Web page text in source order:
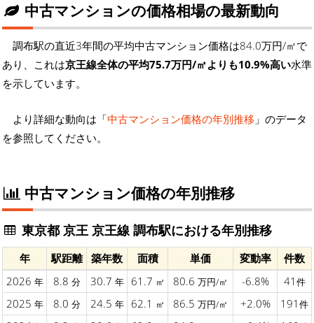
中古マンションの価格相場の最新動向
調布駅の直近3年間の平均中古マンション価格は84.0万円/㎡で
あり、これは京王線全体の平均75.7万円/㎡よりも10.9%高い水準
を示しています。
より詳細な動向は「中古マンション価格の年別推移 」のデータ
を参照してください。
中古マンション価格の年別推移
東京都 京王 京王線 調布駅における年別推移
年 駅距離 築年数 面積 単価 変動率
件数
2026 年 8.8 分 30.7 年 61.7 ㎡ 80.6 万円/㎡ -6.8% 41 件
2025 年 8.0 分 24.5 年 62.1 ㎡ 86.5 万円/㎡ +2.0% 191 件